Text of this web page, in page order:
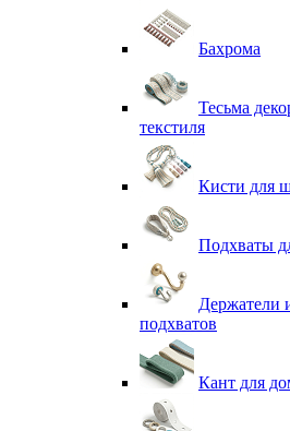
Бахрома
Тесьма
текстиля
Кисти для
Подхваты
Держатели
подхватов
Кант для